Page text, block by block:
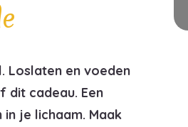
Loslaten en voeden
dit cadeau. Een
je lichaam. Maak